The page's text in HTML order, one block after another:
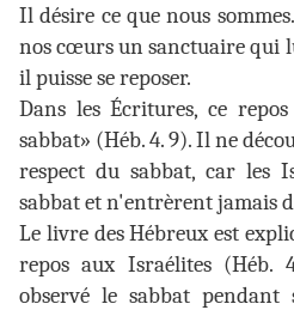
Il désire ce que nous
nos cœurs un sanctuaire qui
il puisse se reposer.
Dans les Écritures, ce
sabbat» (Héb. 4. 9). Il ne
respect du sabbat, car les
sabbat et n'entrèrent jamais
Le livre des Hébreux est
repos aux Israélites (Héb.
observé le sabbat